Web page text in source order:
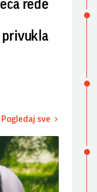
ređe
privukla
Pogledaj sve